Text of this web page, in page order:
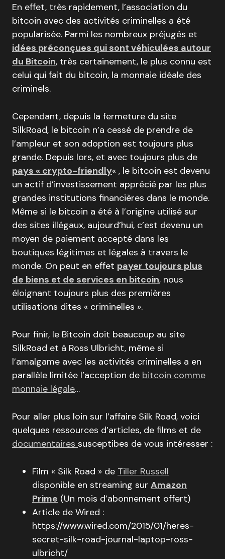
En effet, très rapidement, l’association du
bitcoin avec des activités criminelles a été
popularisée. Parmi les nombreux préjugés et
idées préconçues qui sont véhiculées autour
du Bitcoin, très certainement, le plus connu est
celui qui fait du bitcoin, la monnaie idéale des
criminels.
Cependant, depuis la fermeture du site
SilkRoad, le bitcoin n’a cessé de prendre de
l’ampleur et son adoption est toujours plus
grande. Depuis lors, et avec toujours plus de
pays « crypto-friendly« , le bitcoin est devenu
un actif d’investissement apprécié par les plus
grandes institutions financières dans le monde.
Même si le bitcoin a été à l’origine utilisé sur
des sites illégaux, aujourd’hui, c’est devenu un
moyen de paiement accepté dans les
boutiques légitimes et légales à travers le
monde. On peut en effet payer toujours plus
de biens et de services en bitcoin, nous
éloignant toujours plus des premières
utilisations dites « criminelles ».
Pour finir, le Bitcoin doit beaucoup au site
SilkRoad et à Ross Ulbricht, même si
l’amalgame avec les activités criminelles a en
parallèle limitée l’acception de bitcoin comme
monnaie légale…
Pour aller plus loin sur l’affaire Silk Road, voici
quelques ressources d’articles, de films et de
documentaires susceptibes de vous intéresser :
Film « Silk Road » de Tiller Russell
disponible en streaming sur Amazon
Prime (Un mois d’abonnement offert)
Article de Wired :
https://www.wired.com/2015/01/heres-
secret-silk-road-journal-laptop-ross-
ulbricht/